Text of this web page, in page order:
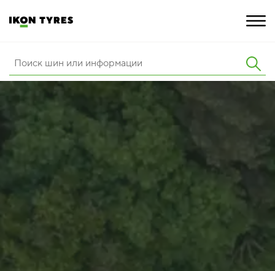
ШИНЫ
ИННОВАЦИИ
РАСШИРЕННАЯ ГАРАНТИЯ
КАРЬЕРА